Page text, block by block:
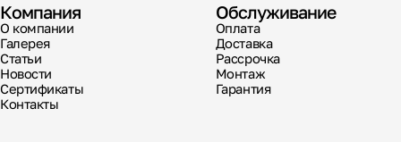
Компания
О компании
Галерея
Статьи
Новости
Сертификаты
Контакты
Обслуживание
Оплата
Доставка
Рассрочка
Монтаж
Гарантия